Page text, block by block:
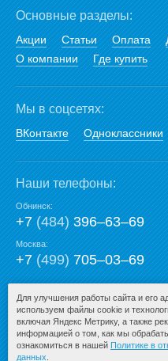
Основные разделы:
Акции Статьи Оплата
О компании
Где купить
Мы в соцсетях:
ВКонтакте Одноклассники
Наши телефоны:
Обнинск:
+7(484)396‒63‒69
Москва:
+7(499)705‒03‒69
E-mail:
mail@san-premium.ru
Для улучшения работы сайта и его
используем файлы cookie и
включая Яндекс Метрику, а также
информацией о том, как мы
ознакомиться в нашей Политике в
данных